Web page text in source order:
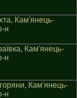
Кам'янець-
н
Кам'янець-
н
Кам'янець-
н